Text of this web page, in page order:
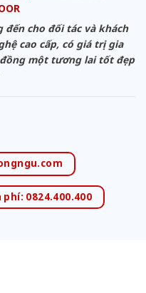
đến cho đối tác và khách
cao cấp, có giá trị gia
một tương lai tốt đẹp
0824.400.400